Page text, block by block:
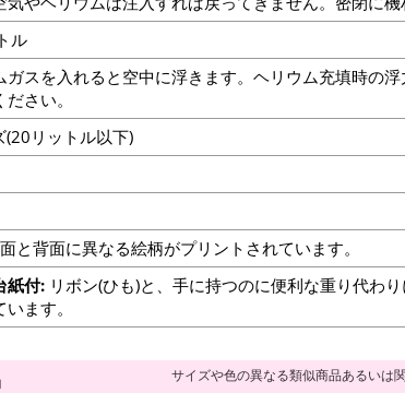
ル
ガスを入れると空中に浮きます。ヘリウム充填時の
さい。
(20リットル以下)
と背面に異なる絵柄がプリントされています。
紙付:リボン(ひも)と、手に持つのに便利な重り代わ
ます。
サイズや色の異なる類似商品あるいは